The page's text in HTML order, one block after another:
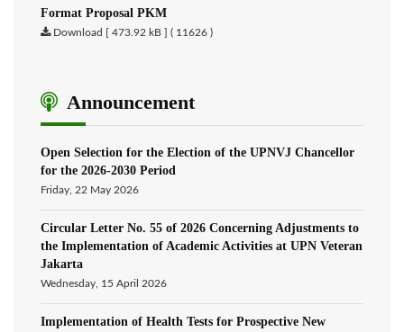
Format Proposal PKM
Download [ 473.92 kB ] ( 11626 )
Announcement
Open Selection for the Election of the UPNVJ Chancellor
for the 2026-2030 Period
Friday, 22 May 2026
Circular Letter No. 55 of 2026 Concerning Adjustments to
the Implementation of Academic Activities at UPN Veteran
Jakarta
Wednesday, 15 April 2026
Implementation of Health Tests for Prospective New